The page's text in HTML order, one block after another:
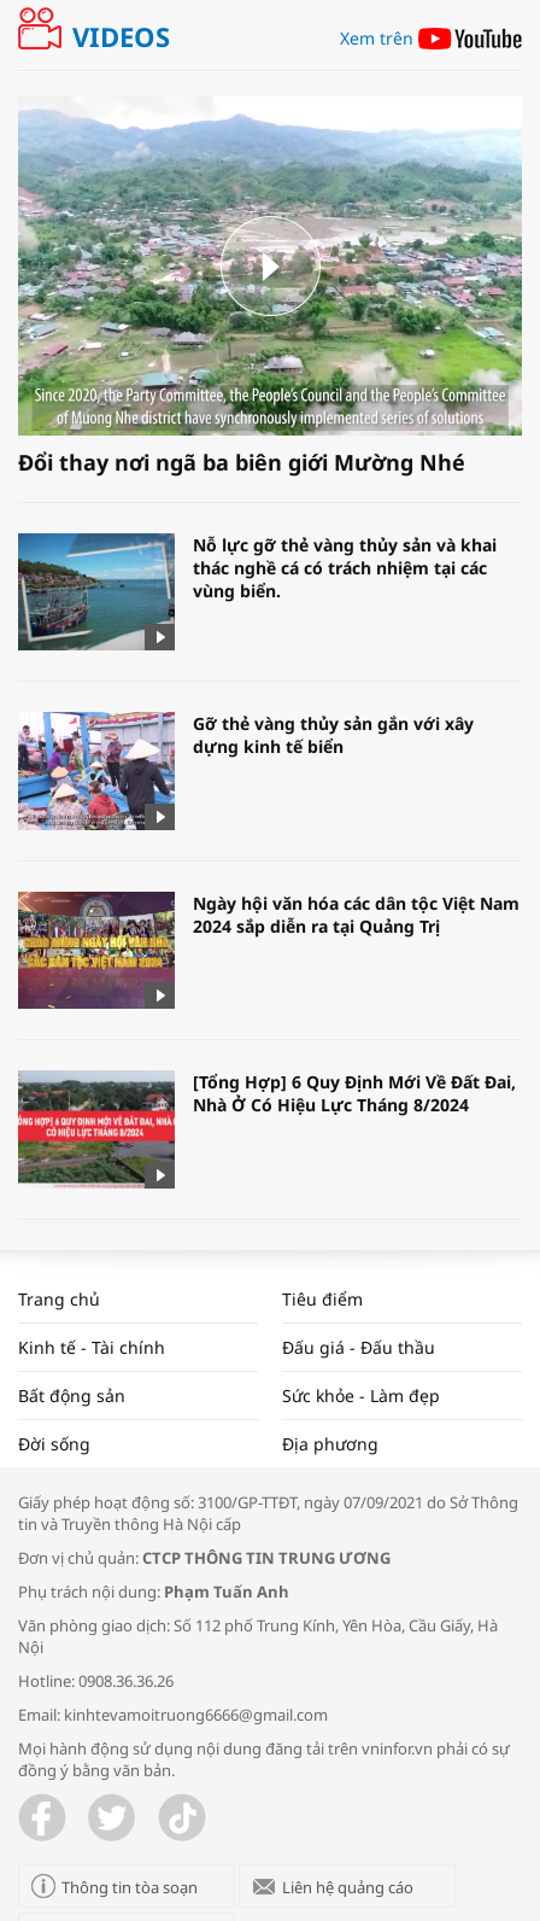
VIDEOS Xem trên
Đổi thay nơi ngã ba biên giới Mường Nhé
Nỗ lực gỡ thẻ vàng thủy sản và khai
thác nghề cá có trách nhiệm tại các
vùng biển.
Gỡ thẻ vàng thủy sản gắn với xây
dựng kinh tế biển
Ngày hội văn hóa các dân tộc Việt Nam
2024 sắp diễn ra tại Quảng Trị
[Tổng Hợp] 6 Quy Định Mới Về Đất Đai,
Nhà Ở Có Hiệu Lực Tháng 8/2024
NAM NĂM 2024 VÀ NĂM 2025 | NHỊP
ĐẬP THỊ TRƯỜNG #62
Tọa đàm “Xúc tiến thương mại: Khơi
Bác sĩ tư vấn cách phòng tránh bệnh
đường hô hấp trong thời tiết giao mùa
Trao yêu thương cho em
Trang chủ Tiêu điểm
Kinh tế - Tài chính Đấu giá - Đấu thầu
Bất động sản Sức khỏe - Làm đẹp
Đời sống Địa phương
Giấy phép hoạt động số: 3100/GP-TTĐT, ngày 07/09/2021 do Sở Thông
tin và Truyền thông Hà Nội cấp
Đơn vị chủ quản:CTCP THÔNG TIN TRUNG ƯƠNG
Phụ trách nội dung: Phạm Tuấn Anh
Văn phòng giao dịch: Số 112 phố Trung Kính, Yên Hòa, Cầu Giấy, Hà
Nội
Hotline: 0908.36.36.26
Email: kinhtevamoitruong6666@gmail.com
Mọi hành động sử dụng nội dung đăng tải trên vninfor.vn phải có sự
đồng ý bằng văn bản.
Thông tin tòa soạn Liên hệ quảng cáo